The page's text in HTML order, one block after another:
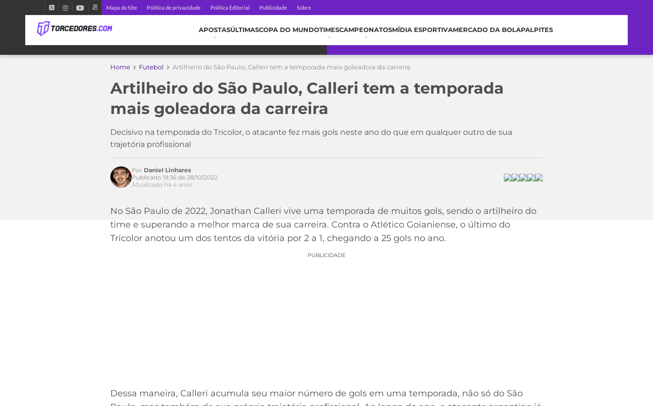
Mapa do Site Política de privacidade Política Editorial Publicidade Sobre
APOSTASÚLTIMASCOPA DO MUNDOTIMESCAMPEONATOSMÍDIA ESPORTIVAMERCADO DA BOLAPALPITES
Home Futebol Artilheiro do São Paulo, Calleri tem a temporada mais goleadora da carreira
Artilheiro do São Paulo, Calleri tem a temporada
mais goleadora da carreira
Decisivo na temporada do Tricolor, o atacante fez mais gols neste ano do que em qualquer outro de sua
trajetória profissional
Por Daniel Linhares
Publicado 19:36 de 28/10/2022
Atualizado há 4 anos
No São Paulo de 2022, Jonathan Calleri vive uma temporada de muitos gols, sendo o artilheiro do
time e superando a melhor marca de sua carreira. Contra o Atlético Goianiense, o último do
Tricolor anotou um dos tentos da vitória por 2 a 1, chegando a 25 gols no ano.
PUBLICIDADE
Dessa maneira, Calleri acumula seu maior número de gols em uma temporada, não só do São